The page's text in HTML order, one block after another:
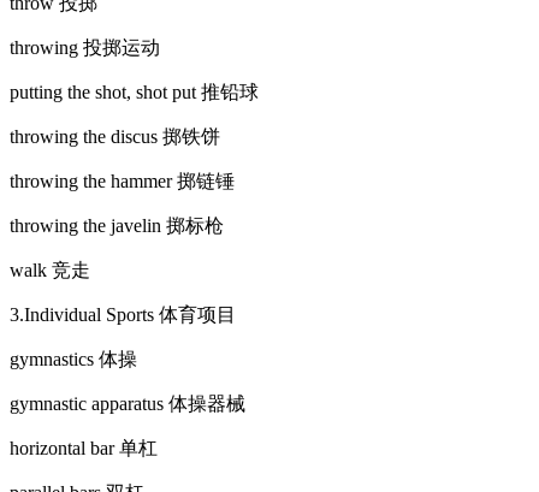
throwing 投掷运动
putting the shot, shot put 推铅球
throwing the discus 掷铁饼
throwing the hammer 掷链锤
throwing the javelin 掷标枪
walk 竞走
3.Individual Sports 体育项目
gymnastics 体操
gymnastic apparatus 体操器械
horizontal bar 单杠